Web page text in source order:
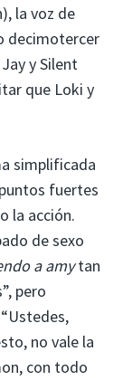
la voz de
decimotercer
y Silent
que Loki y
simplificada
fuertes
la acción.
de sexo
a amytan
pero
no vale la
con todo